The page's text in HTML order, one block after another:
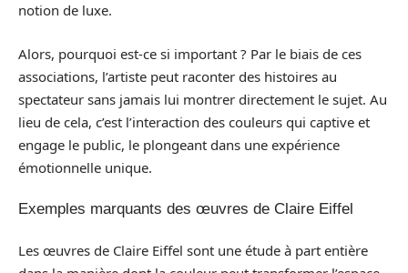
notion de luxe.
Alors, pourquoi est-ce si important ? Par le biais de ces
associations, l’artiste peut raconter des histoires au
spectateur sans jamais lui montrer directement le sujet. Au
lieu de cela, c’est l’interaction des couleurs qui captive et
engage le public, le plongeant dans une expérience
émotionnelle unique.
Exemples marquants des œuvres de Claire Eiffel
Les œuvres de Claire Eiffel sont une étude à part entière